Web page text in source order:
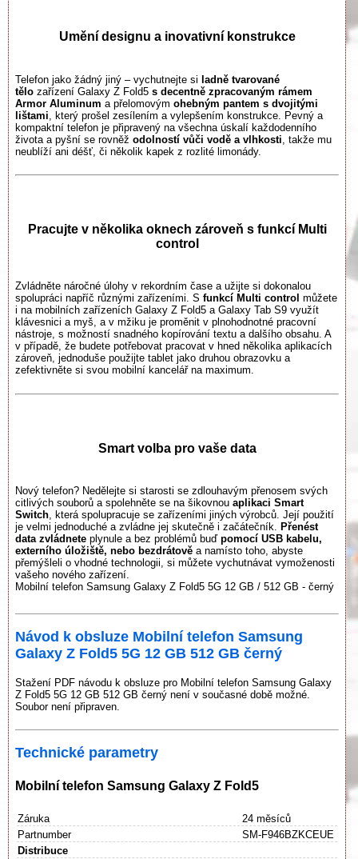
Umění designu a inovativní konstrukce
Telefon jako žádný jiný – vychutnejte si ladně tvarované
tělo zařízení Galaxy Z Fold5 s decentně zpracovaným rámem
Armor Aluminum a přelomovým ohebným pantem s dvojitými
lištami , který prošel zesílením a vylepšením konstrukce. Pevný a
kompaktní telefon je připravený na všechna úskalí každodenního
života a pyšní se rovněž odolností vůči vodě a vlhkosti , takže mu
neublíží ani déšť, či několik kapek z rozlité limonády.
Pracujte v několika oknech zároveň s funkcí Multi
control
Zvládněte náročné úlohy v rekordním čase a užijte si dokonalou
spolupráci napříč různými zařízeními. S funkcí Multi control můžete
i na mobilních zařízeních Galaxy Z Fold5 a Galaxy Tab S9 využít
klávesnici a myš, a v mžiku je proměnit v plnohodnotné pracovní
nástroje, s možností snadného kopírování textu a dalšího obsahu. A
v případě, že budete potřebovat pracovat v hned několika aplikacích
zároveň, jednoduše použijte tablet jako druhou obrazovku a
zefektivněte si svou mobilní kancelář na maximum.
Smart volba pro vaše data
Nový telefon? Nedělejte si starosti se zdlouhavým přenosem svých
citlivých souborů a spolehněte se na šikovnou aplikaci Smart
Switch, která spolupracuje se zařízeními jiných výrobců. Její použití
je velmi jednoduché a zvládne jej skutečně i začátečník. Přenést
data zvládnete plynule a bez problémů buďpomocí USB kabelu,
externího úložiště, nebo bezdrátově a namísto toho, abyste
přemýšleli o vhodné technologii, si můžete vychutnávat vymoženosti
vašeho nového zařízení.
Mobilní telefon Samsung Galaxy Z Fold5 5G 12 GB / 512 GB - černý
Návod k obsluze Mobilní telefon Samsung
Galaxy Z Fold5 5G 12 GB 512 GB černý
Stažení PDF návodu k obsluze pro Mobilní telefon Samsung Galaxy
Z Fold5 5G 12 GB 512 GB černý není v současné době možné.
Soubor není připraven.
Technické parametry
Mobilní telefon Samsung Galaxy Z Fold5
Záruka
24 měsíců
Partnumber
SM-F946BZKCEUE
Distribuce